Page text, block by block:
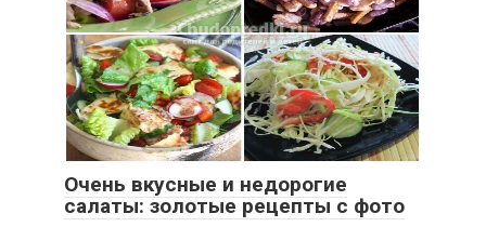
Очень вкусные и недорогие
салаты: золотые рецепты с фото